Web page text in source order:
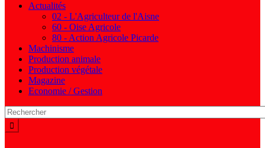
Actualités
02 - L'Agriculteur de l'Aisne
60 - Oise Agricole
80 - Action Agricole Picarde
Machinisme
Production animale
Production végétale
Magazine
Economie / Gestion